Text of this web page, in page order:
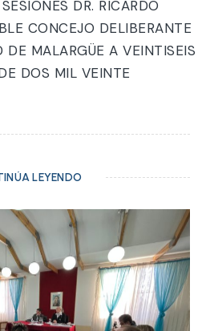
DR. RICARDO
CONCEJO DELIBERANTE
DE MALARGÜE A VEINTISEIS
DOS MIL VEINTE
LEYENDO